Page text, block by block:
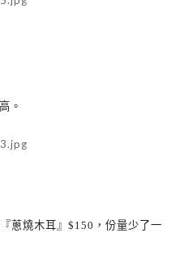
。
蔥燒木耳』 $150 ，份量少了一